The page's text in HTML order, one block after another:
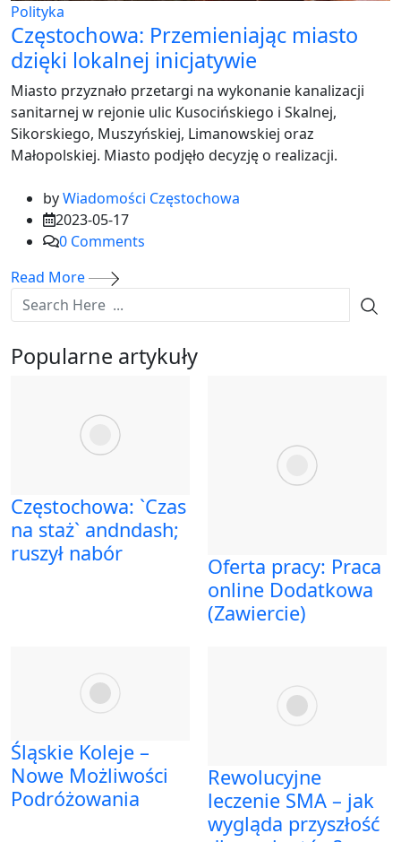
Polityka
Częstochowa: Przemieniając miasto
dzięki lokalnej inicjatywie
Miasto przyznało przetargi na wykonanie kanalizacji
sanitarnej w rejonie ulic Kusocińskiego i Skalnej,
Sikorskiego, Muszyńskiej, Limanowskiej oraz
Małopolskiej. Miasto podjęło decyzję o realizacji.
byWiadomości Częstochowa
2023-05-17
0 Comments
Read More
Popularne artykuły
Częstochowa: `Czas
na staż` andndash;
ruszył nabór
Oferta pracy: Praca
online Dodatkowa
(Zawiercie)
Śląskie Koleje –
Nowe Możliwości
Podróżowania
Rewolucyjne
leczenie SMA – jak
wygląda przyszłość